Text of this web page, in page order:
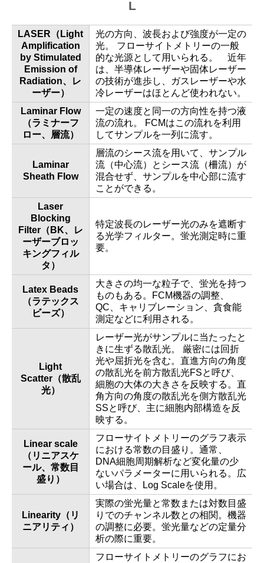
L
LASER（Light
Amplification
by Stimulated
Emission of
Radiation、レ
ーザー）
光の方向、波長および強度が一定の
光。 フローサイトメトリーの一般
的な光源として用いられる。 近年
は、半導体レーザーや固体レーザー
の技術が進歩し、ガスレーザーや水
冷レーザーはほとんど使われない。
Laminar Flow
（ラミナーフ
ロー、層流）
一定の速度と同一の方向性を持つ液
流の流れ。 FCMはこの流れを利用
してサンプルを一列に流す。
Laminar
Sheath Flow
層流のシース流を用いて、サンプル
流（中心流）とシース流（柵流）が
混合せず、サンプルを中心部に流す
ことができる。
Laser
Blocking
Filter（BK、レ
ーザーブロッ
キングフィル
タ）
特定波長のレーザー光のみを遮断す
る光学フィルター。蛍光測定時に重
要。
Latex Beads
（ラテックス
ビーズ）
大きさの均一な粒子で、蛍光を持つ
ものもある。FCM機器の調整、
QC、キャリブレーション、貪食能
測定などに利用される。
Light
Scatter（散乱
光）
レーザー光がサンプルに当たったと
きに生ずる散乱光。 厳密には回折
光や屈折光を含む。直進方向の角度
の散乱光を前方散乱光FSと呼び、
細胞の大体の大きさを反映する。直
角方向の角度の散乱光を側方散乱光
SSと呼び、主に細胞内部構造を反
映する。
Linear scale
（リニアスケ
ール、常数目
盛り）
フローサイトメトリーのグラフ表示
における常数の目盛り。通常、
DNA細胞周期解析など変化量の少
ないパラメーターに用いられる。広
い場合は、Log Scaleを使用。
Linearity（リ
ニアリティ）
実際の蛍光量と常数または対数目盛
りでのチャンネル数との相関。機器
の調整に必要。蛍光量などの定量分
析の際に重要。
フローサイトメトリーのグラフにお